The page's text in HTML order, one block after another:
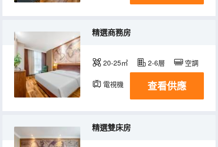
精選商務房
20-25㎡ 2-6層 空調
電視機 查看供應
精選雙床房